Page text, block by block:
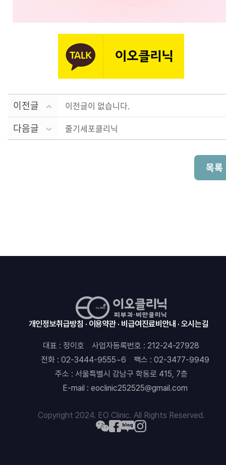
이전글 이전글이 없습니다.
다음글 줄기세포클리닉
목록
개인정보취급방침 이용약관 비급여진료비안내 오시는길
대표 : 정이호
사업자등록번호 : 212-24-27928
전화 : 02-3444-9555~6
팩스 : 02-3477-9949
주소 : 서울특별시 강남구 학동로 415, 7층
E-mail : eoclinic252525@gmail.com
Copyright 2024. EO Clinic. All Rights Reserved.